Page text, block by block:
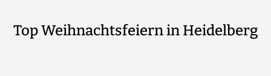
Top Weihnachtsfeiern in Heidelberg